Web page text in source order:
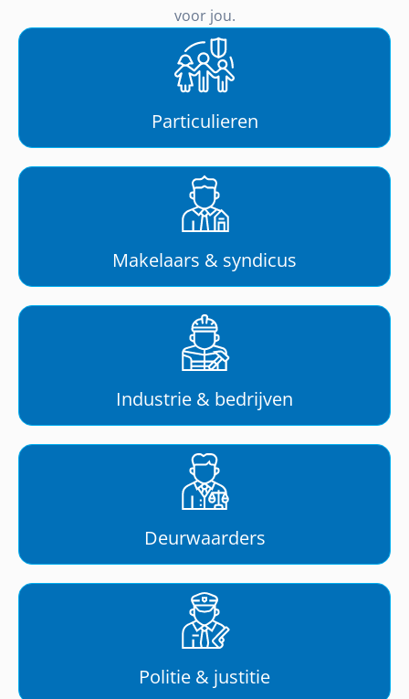
voor jou.
Particulieren
Makelaars & syndicus
Industrie & bedrijven
Deurwaarders
Politie & justitie